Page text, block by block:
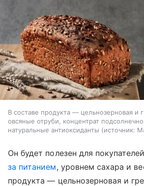
В составе продукта — цельнозерновая и
овсяные отруби, концентрат
натуральные антиоксиданты
источник:
Он будет полезен для
за питанием, уровнем сахара и
продукта — цельнозерновая и